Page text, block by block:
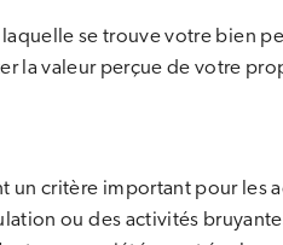
se trouve votre bien
la valeur perçue de votre
un critère important pour les
ou des activités